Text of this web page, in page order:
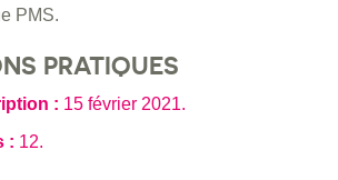
PMS.
PRATIQUES
: 15 février 2021.
: 12.